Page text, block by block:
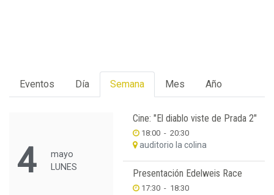
Eventos Día Semana Mes Año
4
mayo
LUNES
Cine: "El diablo viste de Prada 2"
18:00 - 20:30
auditorio la colina
Presentación Edelweis Race
17:30 - 18:30